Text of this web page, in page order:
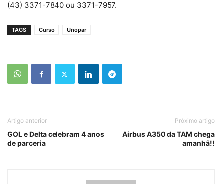
(43) 3371-7840 ou 3371-7957.
TAGS Curso Unopar
Artigo anterior
GOL e Delta celebram 4 anos
de parceria
Próximo artigo
Airbus A350 da TAM chega
amanhã!!